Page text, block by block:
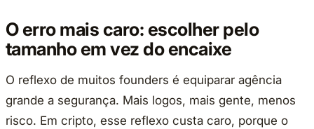
O erro mais caro: escolher pelo
tamanho em vez do encaixe
O reflexo de muitos founders é equiparar agência
grande a segurança. Mais logos, mais gente, menos
risco. Em cripto, esse reflexo custa caro, porque o